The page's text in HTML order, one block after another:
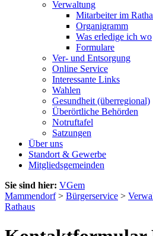
Verwaltung
Mitarbeiter im
Organigramm
Was erledige ich wo
Formulare
Ver- und Entsorgung
Online Service
Interessante Links
Wahlen
Gesundheit (überregional)
Überörtliche Behörden
Notruftafel
Satzungen
Über uns
Standort & Gewerbe
Mitgliedsgemeinden
Sie sind hier: VGem
Mammendorf> Bürgerservice >
Rathaus